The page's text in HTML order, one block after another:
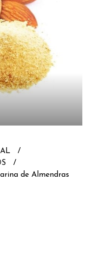
de Almendras